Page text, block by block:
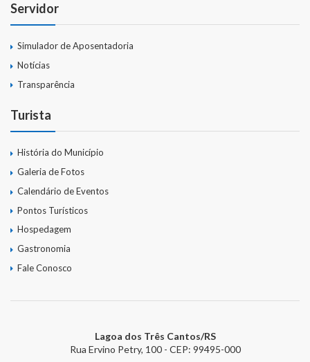
Servidor
Simulador de Aposentadoria
Notícias
Transparência
Turista
História do Município
Galeria de Fotos
Calendário de Eventos
Pontos Turísticos
Hospedagem
Gastronomia
Fale Conosco
Lagoa dos Três Cantos/RS
Rua Ervino Petry, 100 - CEP: 99495-000